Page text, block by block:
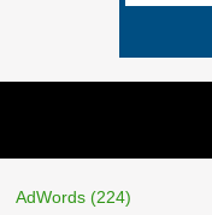
AdWords (224)